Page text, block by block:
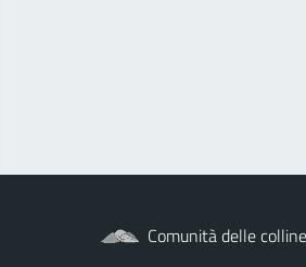
Comunità delle